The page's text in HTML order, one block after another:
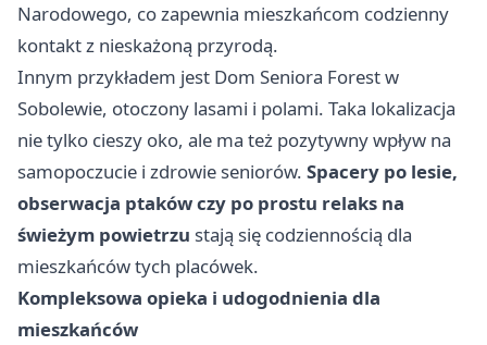
Narodowego, co zapewnia mieszkańcom codzienny
kontakt z nieskażoną przyrodą.
Innym przykładem jest Dom Seniora Forest w
Sobolewie, otoczony lasami i polami. Taka lokalizacja
nie tylko cieszy oko, ale ma też pozytywny wpływ na
samopoczucie i zdrowie seniorów. Spacery po lesie,
obserwacja ptaków czy po prostu relaks na
świeżym powietrzu stają się codziennością dla
mieszkańców tych placówek.
Kompleksowa opieka i udogodnienia dla
mieszkańców